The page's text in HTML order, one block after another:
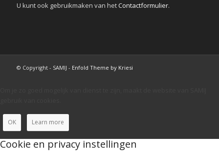
U kunt ook gebruikmaken van hetContactformulier.
© Copyright - SAMIJ - Enfold Theme by Kriesi
OK Learn more
Cookie en privacy instellingen